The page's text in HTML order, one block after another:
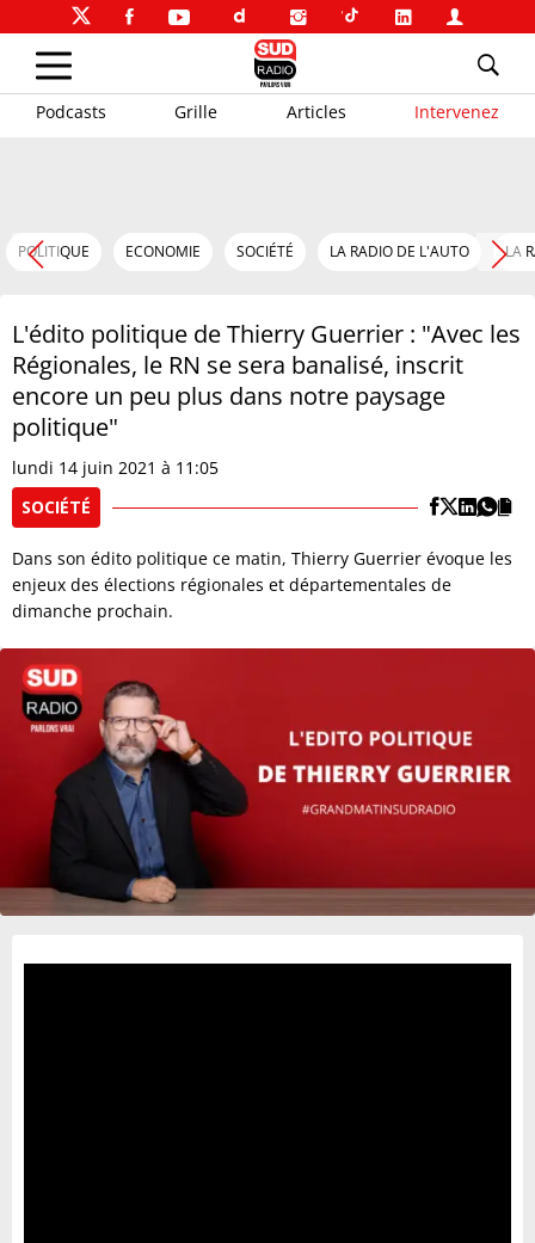
Podcasts Grille Articles Intervenez
POLITIQUE ECONOMIE SOCIÉTÉ LA RADIO DE L'AUTO LA
L'édito politique de Thierry Guerrier : "Avec les
Régionales, le RN se sera banalisé, inscrit
encore un peu plus dans notre paysage
politique"
lundi 14 juin 2021 à 11:05
SOCIÉTÉ
Dans son édito politique ce matin, Thierry Guerrier évoque les
enjeux des élections régionales et départementales de
dimanche prochain.